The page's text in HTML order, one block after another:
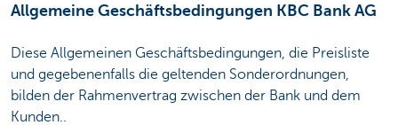
Allgemeine Geschäftsbedingungen KBC Bank AG
Diese Allgemeinen Geschäftsbedingungen, die Preisliste
und gegebenenfalls die geltenden Sonderordnungen,
bilden der Rahmenvertrag zwischen der Bank und dem
Kunden..